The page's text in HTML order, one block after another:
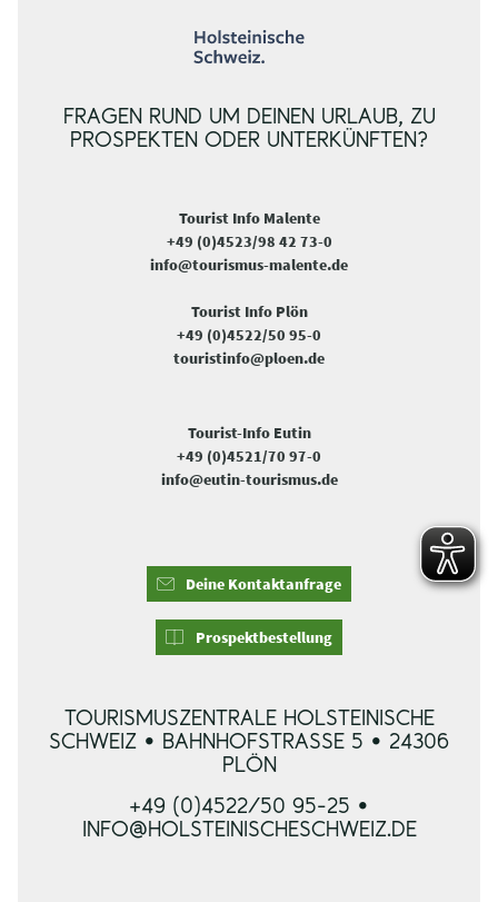
FRAGEN RUND UM DEINEN URLAUB, ZU
PROSPEKTEN ODER UNTERKÜNFTEN?
Tourist Info Malente
+49 (0)4523/98 42 73-0
info@tourismus-malente.de
Tourist Info Plön
+49 (0)4522/50 95-0
touristinfo@ploen.de
Tourist-Info Eutin
+49 (0)4521/70 97-0
info@eutin-tourismus.de
Deine Kontaktanfrage
Prospektbestellung
TOURISMUSZENTRALE HOLSTEINISCHE
SCHWEIZ • BAHNHOFSTRASSE 5 • 24306 P
LÖN
+49 (0)4522/50 95-25 •
INFO@HOLSTEINISCHESCHWEIZ.DE